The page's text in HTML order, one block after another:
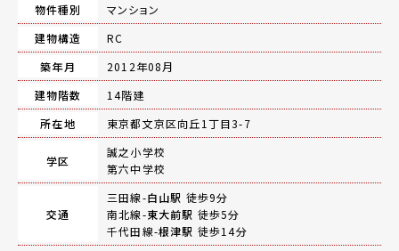
物件種別
マンション
建物構造
RC
築年月
2012年08月
建物階数
14階建
所在地
東京都文京区向丘1丁目3-7
学区
誠之小学校
第六中学校
交通
三田線-白山駅 徒歩9分
南北線-東大前駅 徒歩5分
千代田線-根津駅 徒歩14分